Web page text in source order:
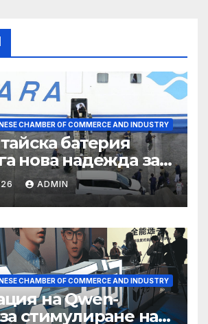
CHAMBER OF COMMERCE AND INDUSTRY
батерия
нова надежда за
на водород
ADMIN
CHAMBER OF COMMERCE AND INDUSTRY
на Qwen-
стимулиране на